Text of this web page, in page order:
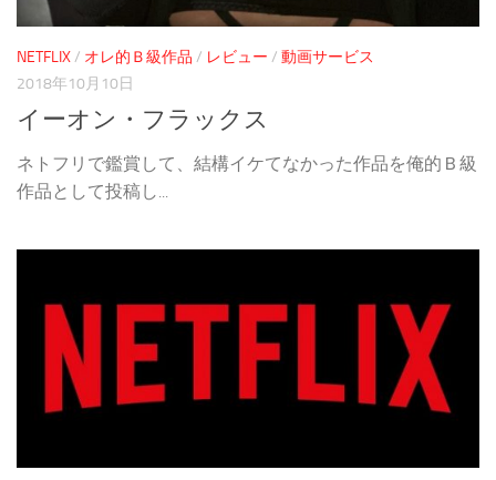
NETFLIX/ オレ的Ｂ級作品 / レビュー / 動画サービス
2018年10月10日
イーオン・フラックス
ネトフリで鑑賞して、結構イケてなかった作品を俺的Ｂ級
作品として投稿し...